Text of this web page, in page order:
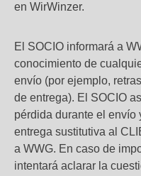
en WirWinzer.
El SOCIO informará a
conocimiento de
envío (por ejemplo,
de entrega). El SOCIO
pérdida durante el envío
entrega sustitutiva al
a WWG. En caso de
intentará aclarar la